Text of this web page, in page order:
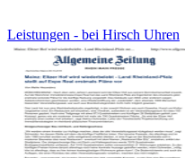
Leistungen - bei Hirsch Uhren